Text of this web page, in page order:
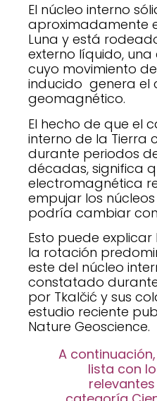
El núcleo interno
aproximadamente
Luna y está
externo líquido,
cuyo movimiento
inducido genera el
geomagnético.
El hecho de que el
interno de la Tierra
durante periodos
décadas, significa
electromagnética
empujar los
podría cambiar
Esto puede
la rotación
este del núcleo
constatado
por Tkalčić y sus
estudio reciente
Nature Geoscience.
A
lista con